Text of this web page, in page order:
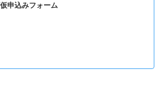
申込みフォーム